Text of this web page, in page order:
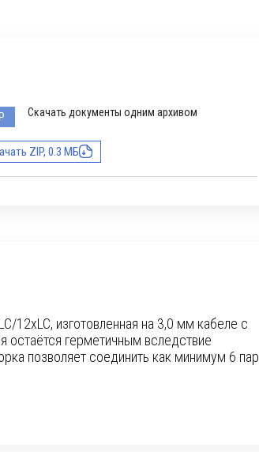
Скачать документы одним архивом
ZIP, 0.3 МБ
12xLC, изготовленная на 3,0 мм кабеле с
остаётся герметичным вследствие
позволяет соединить как минимум 6 пар